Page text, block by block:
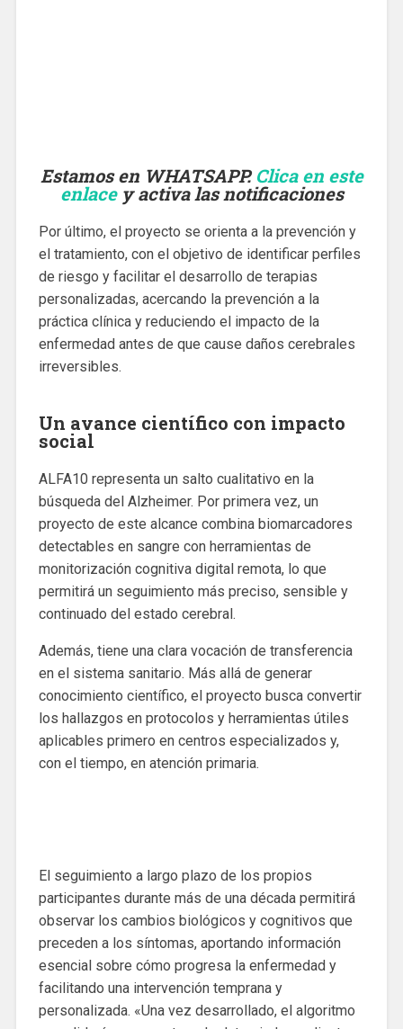
Estamos en WHATSAPP. Clica en este
enlacey activa las notificaciones
Por último, el proyecto se orienta a la prevención y
el tratamiento, con el objetivo de identificar perfiles
de riesgo y facilitar el desarrollo de terapias
personalizadas, acercando la prevención a la
práctica clínica y reduciendo el impacto de la
enfermedad antes de que cause daños cerebrales
irreversibles.
Un avance científico con impacto
social
ALFA10 representa un salto cualitativo en la
búsqueda del Alzheimer. Por primera vez, un
proyecto de este alcance combina biomarcadores
detectables en sangre con herramientas de
monitorización cognitiva digital remota, lo que
permitirá un seguimiento más preciso, sensible y
continuado del estado cerebral.
Además, tiene una clara vocación de transferencia
en el sistema sanitario. Más allá de generar
conocimiento científico, el proyecto busca convertir
los hallazgos en protocolos y herramientas útiles
aplicables primero en centros especializados y,
con el tiempo, en atención primaria.
El seguimiento a largo plazo de los propios
participantes durante más de una década permitirá
observar los cambios biológicos y cognitivos que
preceden a los síntomas, aportando información
esencial sobre cómo progresa la enfermedad y
facilitando una intervención temprana y
personalizada. «Una vez desarrollado, el algoritmo